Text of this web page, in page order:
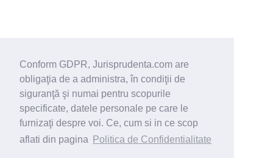
Conform GDPR, Jurisprudenta.com are
obligaţia de a administra, în condiţii de
siguranţă şi numai pentru scopurile
specificate, datele personale pe care le
furnizaţi despre voi. Ce, cum si in ce scop
aflati din pagina
Politica de Confidentialitate